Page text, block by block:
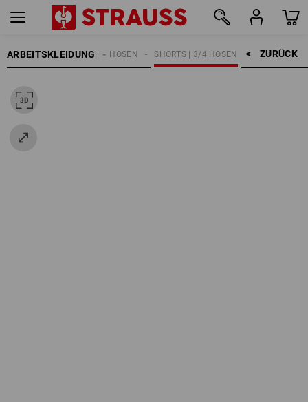
ARBEITSKLEIDUNG ZURÜCK    >
SHORTS | 3/4 HOSEN
ARBEITSHOSEN
HERREN